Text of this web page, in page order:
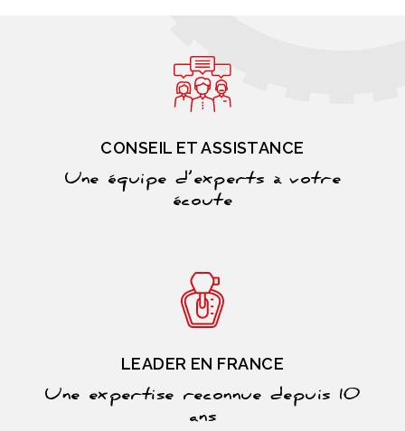
CONSEIL ET ASSISTANCE
Une équipe d’experts à votre
écoute
LEADER EN FRANCE
Une expertise reconnue depuis 10
ans